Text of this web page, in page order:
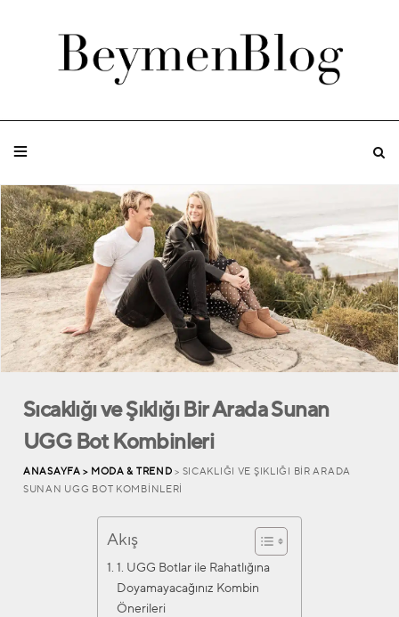
Sıcaklığı ve Şıklığı Bir Arada Sunan
UGG Bot Kombinleri
ANASAYFA > MODA & TREND > SICAKLIĞI VE ŞIKLIĞI BIR ARADA
SUNAN UGG BOT KOMBINLERI
Akış
1. UGG Botlar ile Rahatlığına
Doyamayacağınız Kombin
Önerileri